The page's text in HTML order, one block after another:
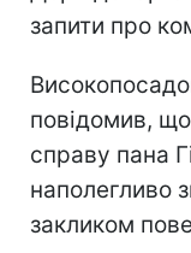
запити про
повідомив,
справу пана
наполегливо
закликом